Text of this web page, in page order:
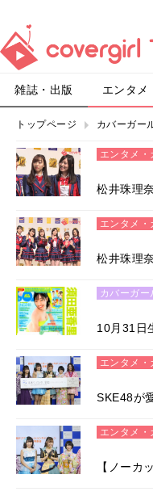
雑誌・出版 エンタメ
トップページ カバーガー
エンタメ・
松井珠理
エンタメ・
松井珠理
カバーガー
10月31日
エンタメ・
SKE48が
エンタメ・
【ノーカ